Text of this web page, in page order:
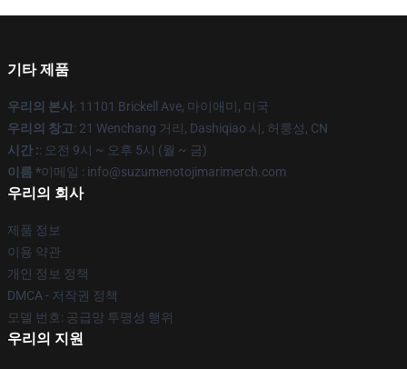
기타 제품
우리의 본사: 11101 Brickell Ave, 마이애미, 미국
우리의 창고: 21 Wenchang 거리, Dashiqiao 시, 허룽성, CN
시간 :: 오전 9시 ~ 오후 5시 (월 ~ 금)
이름 *이메일 : info@suzumenotojimarimerch.com
우리의 회사
제품 정보
이용 약관
개인 정보 정책
DMCA - 저작권 정책
모델 번호: 공급망 투명성 행위
우리의 지원